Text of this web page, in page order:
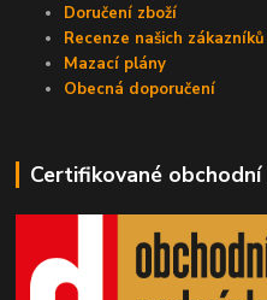
Doručení zboží
Recenze našich zákazníků
Mazací plány
Obecná doporučení
Certifikované